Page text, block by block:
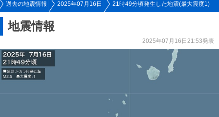
過去の地震情報 2025年07月16日 21時49分頃発生した地震(最大震度1)
地震情報
2025年07月16日21:53発表